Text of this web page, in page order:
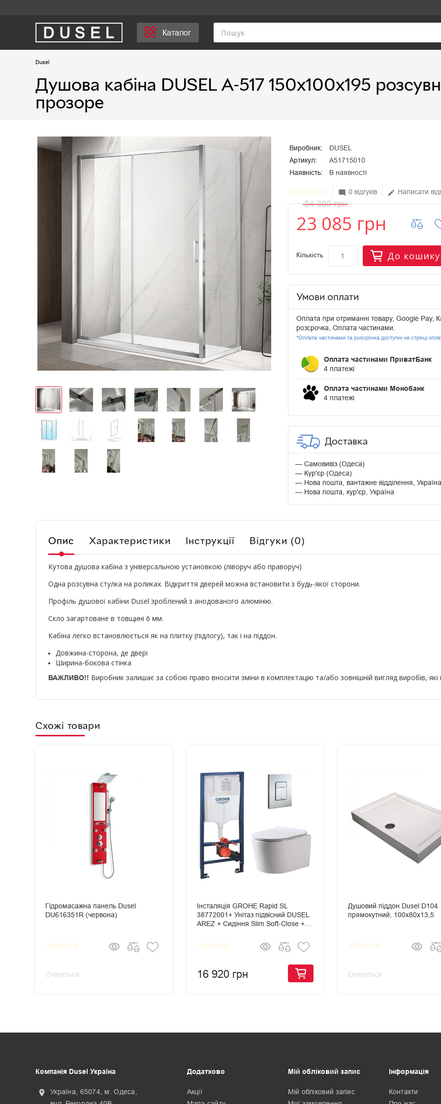
Каталог
Dusel
Душова кабіна DUSEL A-517 150х100х195
прозоре
Виробник:
DUSEL
Артикул:
A51715010
Наявність:
В наявності
star_border star_border star_border star_border star_border mode_comment 0 відгуків edit Написати
24 300 грн
23 085 грн
Кількість До кошику
Умови оплати
Оплата при отриманні товару, Google Pay,
розсрочка, Оплата частинами.
*Оплата частинами та розсрочка доступні на стрінці
Оплата частинами ПриватБанк
4 платежі
Оплата частинами Монобанк
4 платежі
Доставка
Самовивіз (Одеса)
Кур'єр (Одеса)
Нова пошта, вантажне відділення, Україна
Нова пошта, кур'єр, Україна
Опис Характеристики Інструкції Відгуки (0)
Кутова душова кабіна з універсальною установкою (ліворуч або праворуч)
Одна розсувна стулка на роликах. Відкриття дверей можна встановити з будь-якої сторони.
Профіль душової кабіни Dusel зроблений з анодованого алюмінію.
Скло загартоване в товщині 6 мм.
Кабіна легко встановлюється як на плитку (підлогу), так і на піддон.
Довжина-сторона, де двері
Ширина-бокова стінка
ВАЖЛИВО!! Виробник залишає за собою право вносити зміни в комплектацію та/або зовнішній вигляд виробів,
Схожі товари
Гідромасажна панель Dusel
DU616351R (червона)
star_borderstar_borderstar_borderstar_borderstar_border
Очікується
Інсталяція GROHE Rapid SL
38772001+ Унітаз підвісний DUSEL
AREZ + Сидіння Slim Soft-Close +
Cosmopolitan
star_borderstar_borderstar_borderstar_borderstar_border
16 920 грн
Душовий піддон Dusel D104
прямокутний, 100х80х13,5
star_borderstar_borderstar_borderstar_borderstar_border
Очікується
Компанія Dusel Україна
location_on
Україна, 65074, м. Одеса,
Додатково
Акції
Мій обліковий запис
Мій обліковий запис
Інформація
Контакти